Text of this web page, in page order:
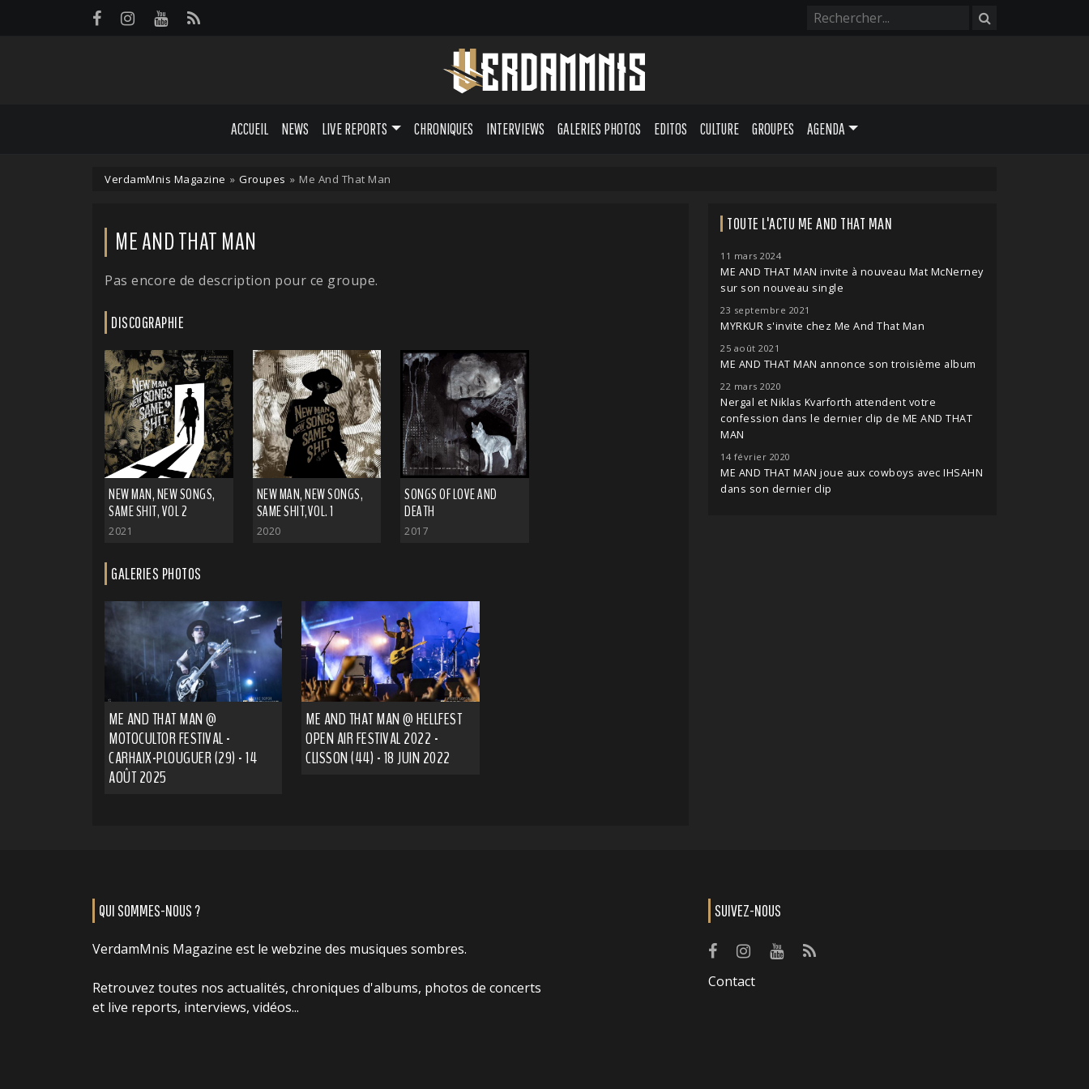
ACCUEIL NEWS LIVE REPORTS CHRONIQUES INTERVIEWS GALERIES PHOTOS EDITOS CULTURE GROUPES AGENDA
VerdamMnis Magazine » Groupes » Me And That Man
ME AND THAT MAN
Pas encore de description pour ce groupe.
DISCOGRAPHIE
NEW MAN, NEW SONGS,
SAME SHIT, VOL 2
2021
NEW MAN, NEW SONGS,
SAME SHIT,VOL. 1
2020
SONGS OF LOVE AND
DEATH
2017
GALERIES PHOTOS
ME AND THAT MAN @
MOTOCULTOR FESTIVAL -
CARHAIX-PLOUGUER (29) - 14
AOÛT 2025
ME AND THAT MAN @ HELLFEST
OPEN AIR FESTIVAL 2022 -
CLISSON (44) - 18 JUIN 2022
TOUTE L'ACTU ME AND THAT MAN
11 mars 2024
ME AND THAT MAN invite à nouveau Mat McNerney
sur son nouveau single
23 septembre 2021
MYRKUR s'invite chez Me And That Man
25 août 2021
ME AND THAT MAN annonce son troisième album
22 mars 2020
Nergal et Niklas Kvarforth attendent votre
confession dans le dernier clip de ME AND THAT
MAN
14 février 2020
ME AND THAT MAN joue aux cowboys avec IHSAHN
dans son dernier clip
QUI SOMMES-NOUS ?
VerdamMnis Magazine est le webzine des musiques sombres.
Retrouvez toutes nos actualités, chroniques d'albums, photos de concerts
et live reports, interviews, vidéos...
SUIVEZ-NOUS
Contact
Panneau de gestion des cookies